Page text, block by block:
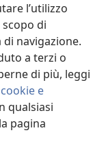
l’utilizzo
di
navigazione.
a terzi o
di più, leggi
e
qualsiasi
paginaof Pennsylvania.